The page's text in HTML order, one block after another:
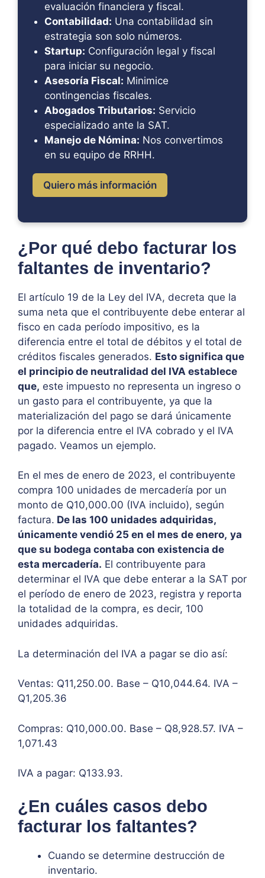
evaluación financiera y fiscal.
Contabilidad: Una contabilidad sin
estrategia son solo números.
Startup: Configuración legal y fiscal
para iniciar su negocio.
Asesoría Fiscal: Minimice
contingencias fiscales.
Abogados Tributarios: Servicio
especializado ante la SAT.
Manejo de Nómina: Nos convertimos
en su equipo de RRHH.
Quiero más información
¿Por qué debo facturar los
faltantes de inventario?
El artículo 19 de la Ley del IVA, decreta que la
suma neta que el contribuyente debe enterar al
fisco en cada período impositivo, es la
diferencia entre el total de débitos y el total de
créditos fiscales generados. Esto significa que
el principio de neutralidad del IVA establece
que, este impuesto no representa un ingreso o
un gasto para el contribuyente, ya que la
materialización del pago se dará únicamente
por la diferencia entre el IVA cobrado y el IVA
pagado. Veamos un ejemplo.
En el mes de enero de 2023, el contribuyente
compra 100 unidades de mercadería por un
monto de Q10,000.00 (IVA incluido), según
factura. De las 100 unidades adquiridas,
únicamente vendió 25 en el mes de enero, ya
que su bodega contaba con existencia de
esta mercadería. El contribuyente para
determinar el IVA que debe enterar a la SAT por
el período de enero de 2023, registra y reporta
la totalidad de la compra, es decir, 100
unidades adquiridas.
La determinación del IVA a pagar se dio así:
Ventas: Q11,250.00. Base – Q10,044.64. IVA –
Q1,205.36
Compras: Q10,000.00. Base – Q8,928.57. IVA –
1,071.43
IVA a pagar: Q133.93.
¿En cuáles casos debo
facturar los faltantes?
Cuando se determine destrucción de
inventario.